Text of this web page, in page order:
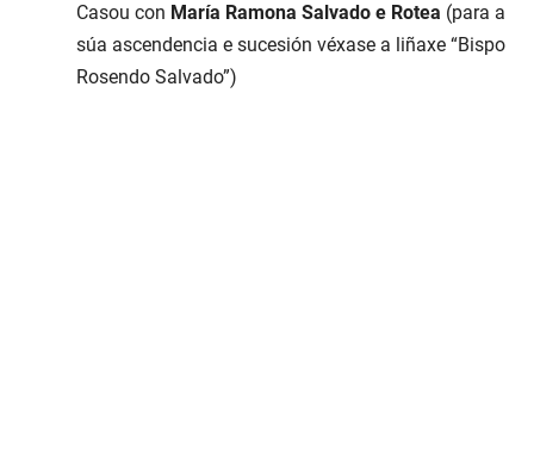
Casou con María Ramona Salvado e Rotea (para a
súa ascendencia e sucesión véxase a liñaxe “Bispo
Rosendo Salvado”)